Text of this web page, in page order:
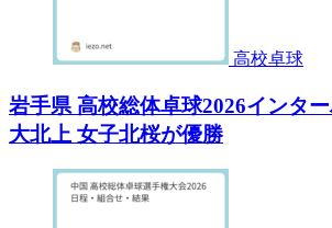
高校卓球
岩手県 高校総体卓球2026インタ
大北上 女子北桜が優勝